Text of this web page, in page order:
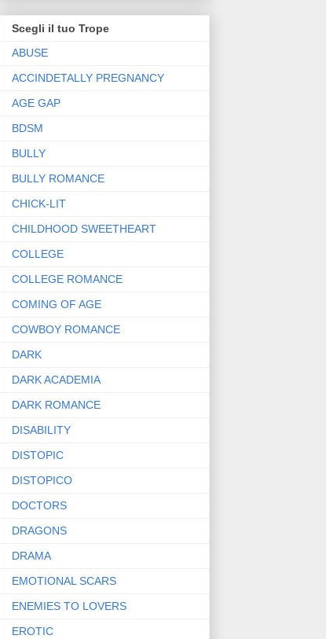
Scegli il tuo Trope
ABUSE
ACCINDETALLY PREGNANCY
AGE GAP
BDSM
BULLY
BULLY ROMANCE
CHICK-LIT
CHILDHOOD SWEETHEART
COLLEGE
COLLEGE ROMANCE
COMING OF AGE
COWBOY ROMANCE
DARK
DARK ACADEMIA
DARK ROMANCE
DISABILITY
DISTOPIC
DISTOPICO
DOCTORS
DRAGONS
DRAMA
EMOTIONAL SCARS
ENEMIES TO LOVERS
EROTIC